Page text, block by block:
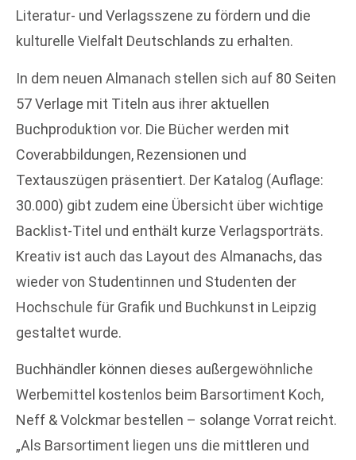
Literatur- und Verlagsszene zu fördern und die
kulturelle Vielfalt Deutschlands zu erhalten.
In dem neuen Almanach stellen sich auf 80 Seiten
57 Verlage mit Titeln aus ihrer aktuellen
Buchproduktion vor. Die Bücher werden mit
Coverabbildungen, Rezensionen und
Textauszügen präsentiert. Der Katalog (Auflage:
30.000) gibt zudem eine Übersicht über wichtige
Backlist-Titel und enthält kurze Verlagsporträts.
Kreativ ist auch das Layout des Almanachs, das
wieder von Studentinnen und Studenten der
Hochschule für Grafik und Buchkunst in Leipzig
gestaltet wurde.
Buchhändler können dieses außergewöhnliche
Werbemittel kostenlos beim Barsortiment Koch,
Neff & Volckmar bestellen – solange Vorrat reicht.
„Als Barsortiment liegen uns die mittleren und